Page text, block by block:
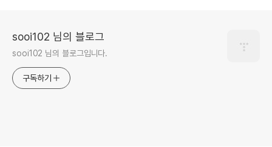
sooi102 님의 블로그
sooi102 님의 블로그입니다.
구독하기